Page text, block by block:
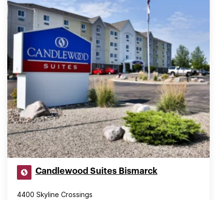
Candlewood Suites Bismarck
4400 Skyline Crossings